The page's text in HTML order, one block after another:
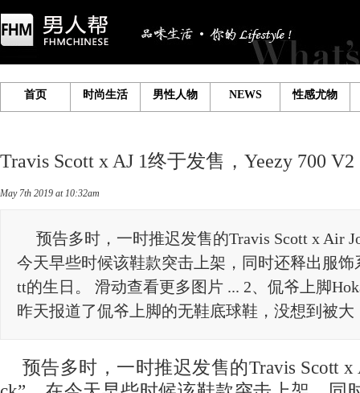
首页 时尚生活 男性人物 NEWS 性感尤物
TravisScottxAJ1终于发售，
May7th2019at10:32am
预告多时，一时推迟发售的
今天早些时候该鞋款突击上架，同时还释出服饰
tt的生日。滑动查看更多图片...2、侃爷上脚
昨天报道了侃爷上脚的无鞋底球鞋，没想到被大
预告多时，一时推迟发售的